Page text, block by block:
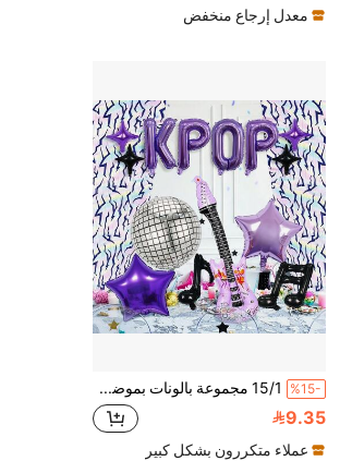
معدل إرجاع منخفض
%15- 15/1 مجموعة بالونات بموضوع موسيقى K-Pop باللون البنفسجي، تشمل ستارة خلفية هولوغرافية، مناسبة لحفلات عيد الميلاد وحفلات العزوبية وديكورات الكرة والفيديو القصير/الكاريوكي والديسكو وحفلات الرقص والموسيقى
9.35
عملاء متكررون بشكل كبير